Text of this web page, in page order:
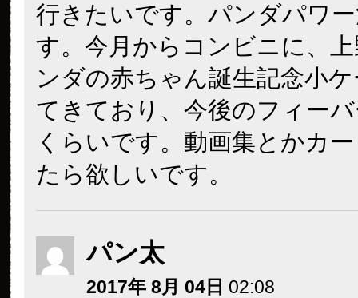
行きたいです。パンダパワ
す。今月からコンビニに、
ンダの赤ちゃん誕生記念小
てきており、今後のフィー
くらいです。動画集とかカ
たら欲しいです。
パン太
2017年 8月 04日 02:08